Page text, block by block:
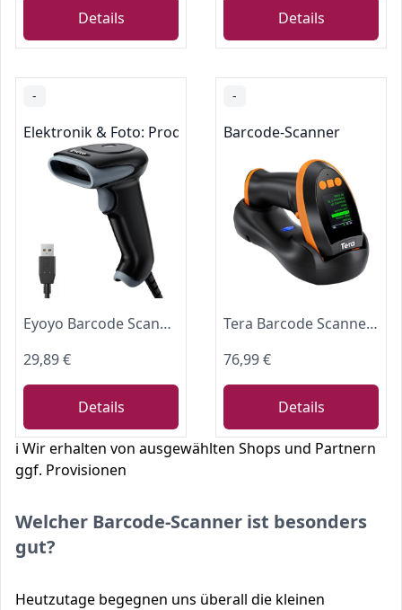
Details Details
-
Elektronik & Foto: Produkte mit Umwelt-Label
Eyoyo Barcode Scanner 1D 2D QR kabelgebunden, QR Code Scanner Handheld Barcode Leser für PC, Mac, Laptop
29,89 €
Details
-
Barcode-Scanner
Tera Barcode Scanner 3-in-1 mit Display & Ladestation für Kasse & Lager
76,99 €
Details
ℹ️ Wir erhalten von ausgewählten Shops und Partnern
ggf. Provisionen
Welcher Barcode-Scanner ist besonders
gut?
Heutzutage begegnen uns überall die kleinen